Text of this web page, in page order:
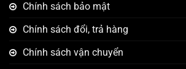
Chính sách bảo mật
Chính sách đổi, trả hàng
Chính sách vận chuyển